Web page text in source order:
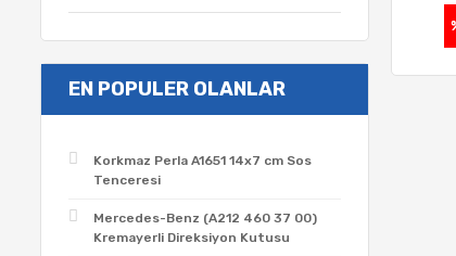
EN POPULER OLANLAR
Korkmaz Perla A1651 14x7 cm Sos
Tenceresi
Mercedes-Benz (A212 460 37 00)
Kremayerli Direksiyon Kutusu